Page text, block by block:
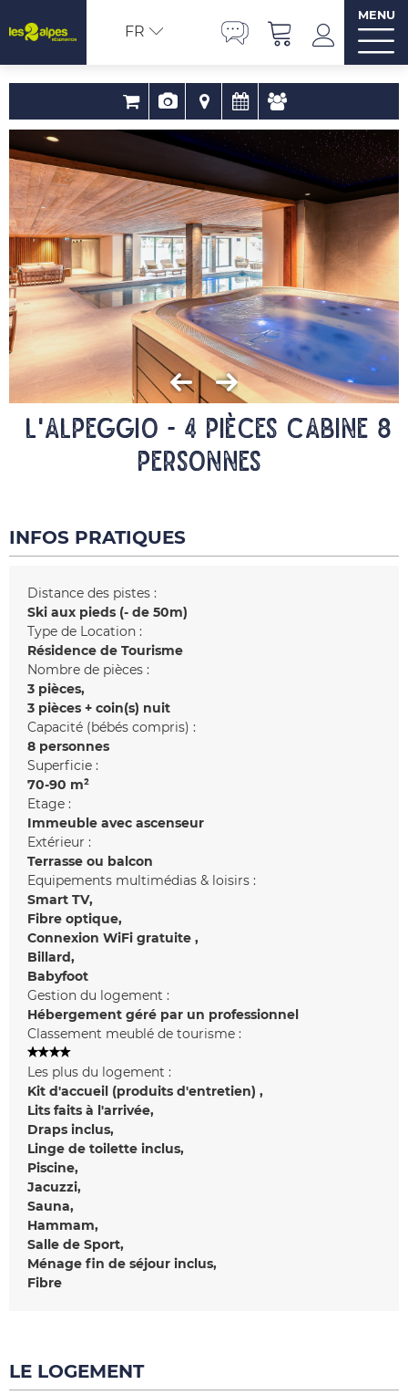
FR
MENU
L'ALPEGGIO - 4 pièces cabine 8
personnes
INFOS PRATIQUES
Distance des pistes :
Ski aux pieds (- de 50m)
Type de Location :
Résidence de Tourisme
Nombre de pièces :
3 pièces
3 pièces + coin(s) nuit
Capacité (bébés compris) :
8 personnes
Superficie :
70-90 m²
Etage :
Immeuble avec ascenseur
Extérieur :
Terrasse ou balcon
Equipements multimédias & loisirs :
Smart TV
Fibre optique
Connexion WiFi gratuite
Billard
Babyfoot
Gestion du logement :
Hébergement géré par un professionnel
Classement meublé de tourisme :
Les plus du logement :
Kit d'accueil (produits d'entretien)
Lits faits à l'arrivée
Draps inclus
Linge de toilette inclus
Piscine
Jacuzzi
Sauna
Hammam
Salle de Sport
Ménage fin de séjour inclus
Fibre
LE LOGEMENT